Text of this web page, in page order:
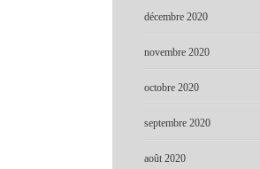
décembre 2020
novembre 2020
octobre 2020
septembre 2020
août 2020